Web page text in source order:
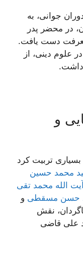
جوانی، به
در محضر پدر
معرفت دست یافت.
علوم دینی، از
داشت.
و
تربیت کرد
محمد حسین
آیت الله محمد تقی
حسن مسقطی و
نقش
علی قاضی